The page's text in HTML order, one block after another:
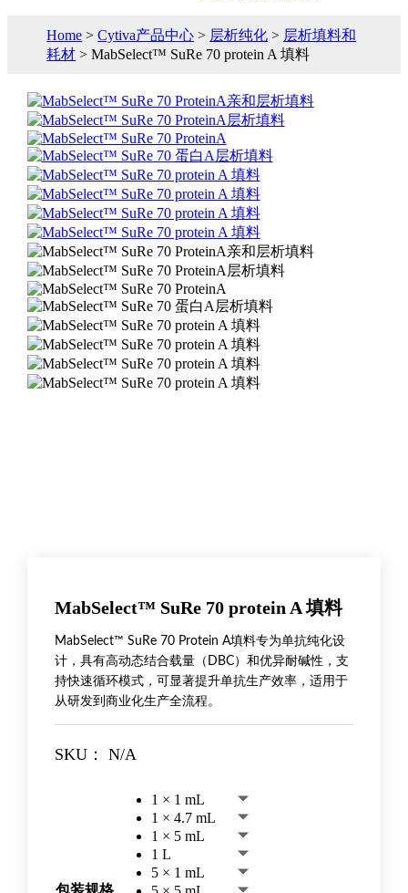
Home >Cytiva产品中心 > 层析纯化 > 层析填料和
耗材 > MabSelect™ SuRe 70 protein A 填料
MabSelect™ SuRe 70 protein A 填料
MabSelect™ SuRe 70 Protein A填料专为单抗纯化设
计，具有高动态结合载量（DBC）和优异耐碱性，支
持快速循环模式，可显著提升单抗生产效率，适用于
从研发到商业化生产全流程。
SKU： N/A
1 × 1 mL
1 × 4.7 mL
1 × 5 mL
1 L
5 × 1 mL